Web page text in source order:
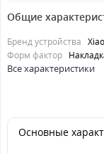
Общие
Бренд устройства
Форм фактор
Все характеристики
Основные